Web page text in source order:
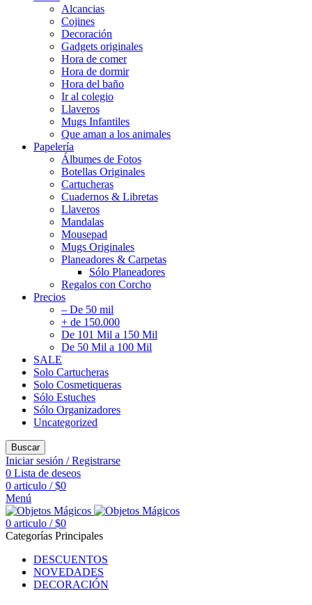
Alcancias
Cojines
Decoración
Gadgets originales
Hora de comer
Hora de dormir
Hora del baño
Ir al colegio
Llaveros
Mugs Infantiles
Que aman a los animales
Papelería
Álbumes de Fotos
Botellas Originales
Cartucheras
Cuadernos & Libretas
Llaveros
Mandalas
Mousepad
Mugs Originales
Planeadores & Carpetas
Sólo Planeadores
Regalos con Corcho
Precios
– De 50 mil
+ de 150.000
De 101 Mil a 150 Mil
De 50 Mil a 100 Mil
SALE
Solo Cartucheras
Solo Cosmetiqueras
Sólo Estuches
Sólo Organizadores
Uncategorized
Buscar
Iniciar sesión / Registrarse
0 Lista de deseos
0 articulo / $0
Menú
0 articulo / $0
Categorías Principales
DESCUENTOS
NOVEDADES
DECORACIÓN